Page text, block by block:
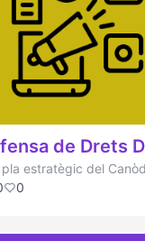
de Drets
estratègic del
0